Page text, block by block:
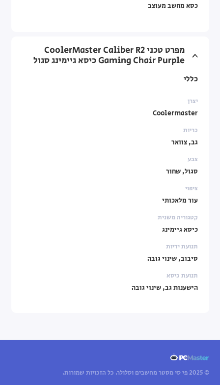
כסא מחשב מעוצב
מפרט טכני CoolerMaster Caliber R2
Gaming Chair Purple כיסא גיימינג סגול
כללי
יצרן
Coolermaster
כריות
גב, צוואר
צבע
סגול, שחור
ציפוי
עור מלאכותי
קטגוריה משנית
כיסא גיימינג
תנועת ידיות
סיבוב, שינוי גובה
תנועת כיסא
הישענות גב, שינוי גובה
© 2025 פי סי מסטר מחשבים וסלולר. כל הזכויות שמורות.